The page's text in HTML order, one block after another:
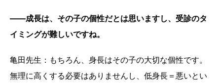
——成長は、その子の個性だとは思いますし、受診のタ
イミングが難しいですね。
亀田先生：もちろん、身長はその子の大切な個性です。
無理に高くする必要はありませんし、低身長＝悪いとい